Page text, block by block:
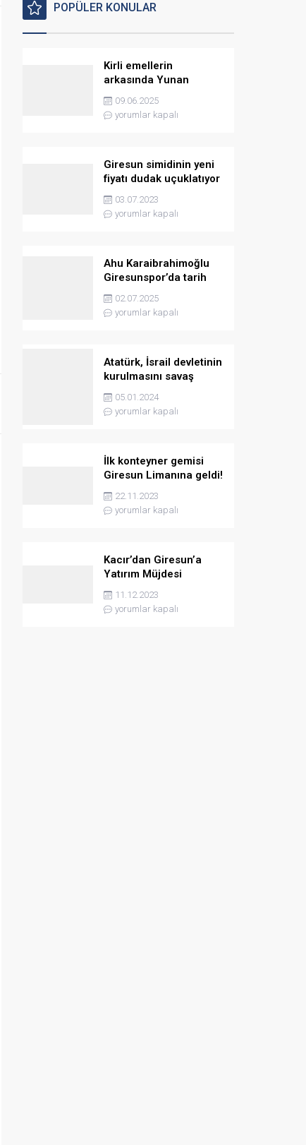
POPÜLER KONULAR
Kirli emellerin
arkasında Yunan
istihbaratı var
09.06.2025
yorumlar kapalı
Giresun simidinin yeni
fiyatı dudak uçuklatıyor
03.07.2023
yorumlar kapalı
Ahu Karaibrahimoğlu
Giresunspor’da tarih
yazmaya hazırlanıyor
02.07.2025
yorumlar kapalı
Atatürk, İsrail devletinin
kurulmasını savaş
sebebi olarak ilân
etmişti
05.01.2024
yorumlar kapalı
İlk konteyner gemisi
Giresun Limanına geldi!
22.11.2023
yorumlar kapalı
Kacır’dan Giresun’a
Yatırım Müjdesi
11.12.2023
yorumlar kapalı